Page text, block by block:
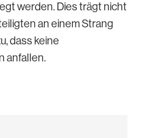
werden. Dies trägt nicht
an einem Strang
dass keine
anfallen.